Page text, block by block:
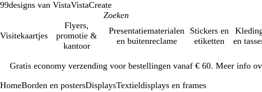
99designs van VistaVistaCreate
Visitekaartjes
Flyers,
promotie &
kantoor
Presentatiematerialen
en buitenreclame
Stickers en
etiketten
en
Gratis economy verzending voor bestellingen vanaf € 60. Meer info
1
HomeBorden en postersDisplaysTextieldisplays en frames